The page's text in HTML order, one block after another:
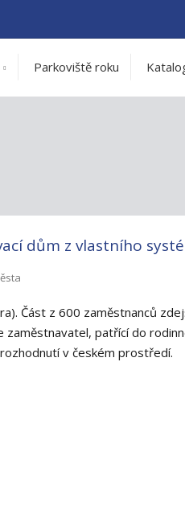
Parkoviště roku
dům z vlastního
Část z 600 zaměstnanců
zaměstnavatel, patřící do
v českém prostředí.